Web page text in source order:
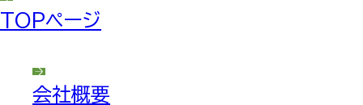
TOPページ
会社概要